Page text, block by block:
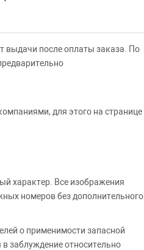
выдачи после оплаты заказа. По
для этого на странице
характер. Все изображения
номеров без дополнительного
о применимости запасной
заблуждение относительно